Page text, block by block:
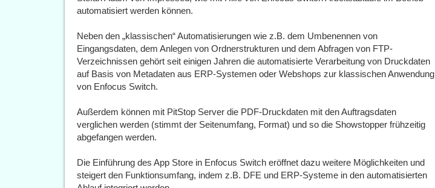
automatisiert werden können.
Neben den „klassischen“ Automatisierungen wie z.B. dem Umbenennen von
Eingangsdaten, dem Anlegen von Ordnerstrukturen und dem Abfragen von FTP-
Verzeichnissen gehört seit einigen Jahren die automatisierte Verarbeitung von Druckdaten
auf Basis von Metadaten aus ERP-Systemen oder Webshops zur klassischen Anwendung
von Enfocus Switch.
Außerdem können mit PitStop Server die PDF-Druckdaten mit den Auftragsdaten
verglichen werden (stimmt der Seitenumfang, Format) und so die Showstopper frühzeitig
abgefangen werden.
Die Einführung des App Store in Enfocus Switch eröffnet dazu weitere Möglichkeiten und
steigert den Funktionsumfang, indem z.B. DFE und ERP-Systeme in den automatisierten